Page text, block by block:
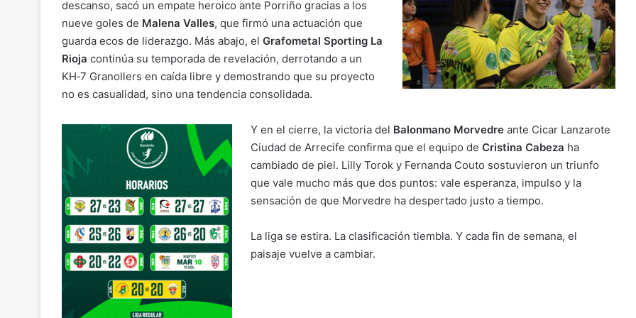
descanso, sacó un empate heroico ante Porriño gracias a los
nueve goles de Malena Valles, que firmó una actuación que
guarda ecos de liderazgo. Más abajo, el Grafometal Sporting La
Rioja continúa su temporada de revelación, derrotando a un
KH‑7 Granollers en caída libre y demostrando que su proyecto
no es casualidad, sino una tendencia consolidada.
Y en el cierre, la victoria del Balonmano Morvedre ante Cicar Lanzarote
Ciudad de Arrecife confirma que el equipo deCristina Cabeza ha
cambiado de piel. Lilly Torok y Fernanda Couto sostuvieron un triunfo
que vale mucho más que dos puntos: vale esperanza, impulso y la
sensación de que Morvedre ha despertado justo a tiempo.
La liga se estira. La clasificación tiembla. Y cada fin de semana, el
paisaje vuelve a cambiar.